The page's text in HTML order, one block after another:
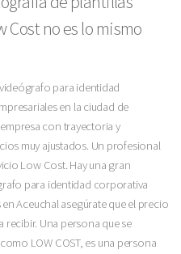
Cost no es lo mismo
para identidad
en la ciudad de
con trayectoria y
muy ajustados. Un profesional
Low Cost. Hay una gran
para identidad corporativa
Aceuchal asegúrate que el precio
recibir. Una persona que se
LOW COST, es una persona